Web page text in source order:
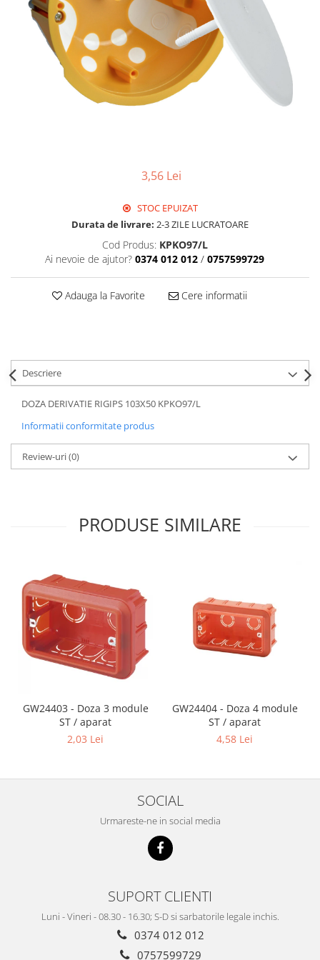
Sigurante Legrand
Sigurante Schneider
Tablouri electrice
Tablouri Gewiss
3,56 Lei
STOC EPUIZAT
Durata de livrare: 2-3 ZILE LUCRATOARE
Cod Produs: KPKO97/L
Ai nevoie de ajutor? 0374 012 012 / 0757599729
Adauga la Favorite Cere informatii
Descriere
DOZA DERIVATIE RIGIPS 103X50 KPKO97/L
Informatii conformitate produs
Review-uri(0)
PRODUSE SIMILARE
GW24403 - Doza 3 module
ST / aparat
2,03 Lei
GW24404 - Doza 4 module
ST / aparat
4,58 Lei
SOCIAL
Urmareste-ne in social media
SUPORT CLIENTI
Luni - Vineri - 08.30 - 16.30; S-D si sarbatorile legale inchis.
0374 012 012
0757599729